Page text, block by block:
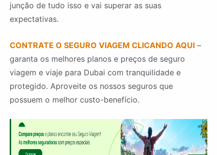
junção de tudo isso e vai superar as suas
expectativas.
CONTRATE O SEGURO VIAGEM CLICANDO AQUI –
garanta os melhores planos e preços de seguro
viagem e viaje para Dubai com tranquilidade e
protegido. Aproveite os nossos seguros que
possuem o melhor custo-benefício.